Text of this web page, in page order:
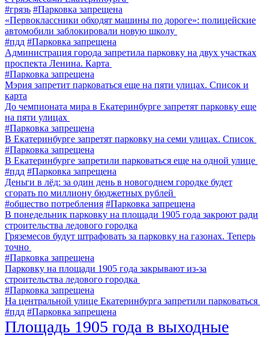
#грязь #Парковка запрещена
«Первоклассники обходят машины по дороге»: полицейские
автомобили заблокировали новую школу
#пдд #Парковка запрещена
Администрация города запретила парковку на двух участках
проспекта Ленина. Карта
#Парковка запрещена
Мэрия запретит парковаться еще на пяти улицах. Список и
карта
До чемпионата мира в Екатеринбурге запретят парковку еще
на пяти улицах
#Парковка запрещена
В Екатеринбурге запретят парковку на семи улицах. Список
#Парковка запрещена
В Екатеринбурге запретили парковаться еще на одной улице
#пдд #Парковка запрещена
Деньги в лёд: за один день в новогоднем городке будет
сгорать по миллиону бюджетных рублей
#общество потребления #Парковка запрещена
В понедельник парковку на площади 1905 года закроют ради
строительства ледового городка
Гряземесов будут штрафовать за парковку на газонах. Теперь
точно
#Парковка запрещена
Парковку на площади 1905 года закрывают из-за
строительства ледового городка
#Парковка запрещена
На центральной улице Екатеринбурга запретили парковаться
#пдд #Парковка запрещена
Площадь 1905 года в выходные